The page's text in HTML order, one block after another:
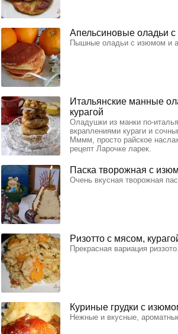
Апельсиновые оладьи
Пышные оладьи с изюмом и
Итальянские манные
курагой
Оладушки из манки по-
вкраплениями кураги и
Мммм, просто райское
рецепт Ларочке ларек.
Паска творожная с
Очень вкусная творожная
Ризотто с мясом,
Прекрасная вариация
Куриные грудки с
Нежные и вкусные,